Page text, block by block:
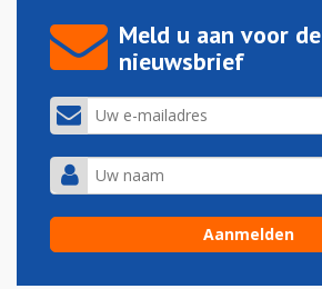
Meld u aan voor de
nieuwsbrief